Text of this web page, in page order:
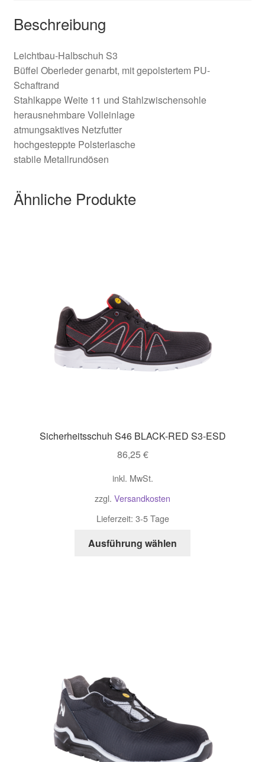
Beschreibung
Leichtbau-Halbschuh S3
Büffel Oberleder genarbt, mit gepolstertem PU-
Schaftrand
Stahlkappe Weite 11 und Stahlzwischensohle
herausnehmbare Volleinlage
atmungsaktives Netzfutter
hochgesteppte Polsterlasche
stabile Metallrundösen
Ähnliche Produkte
Sicherheitsschuh S46 BLACK-RED S3-ESD
86,25 €
inkl. MwSt.
zzgl. Versandkosten
Lieferzeit: 3-5 Tage
Ausführung wählen
werden